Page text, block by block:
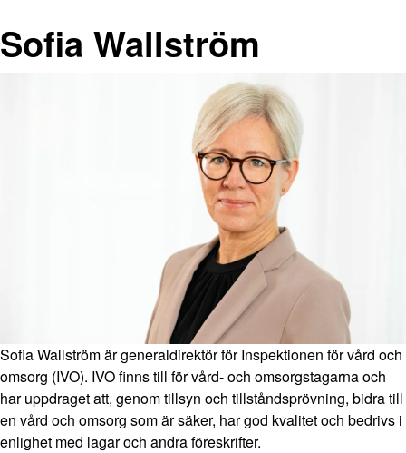
Sofia Wallström
Sofia Wallström är generaldirektör för Inspektionen för vård och
omsorg (IVO). IVO finns till för vård- och omsorgstagarna och
har uppdraget att, genom tillsyn och tillståndsprövning, bidra till
en vård och omsorg som är säker, har god kvalitet och bedrivs i
enlighet med lagar och andra föreskrifter.